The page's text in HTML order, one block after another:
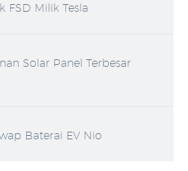
FSD Milik Tesla
Solar Panel Terbesar
Baterai EV Nio